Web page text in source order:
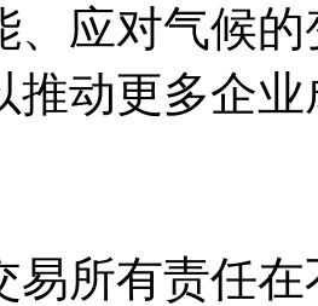
、应对气候
推动更多企
有责任在